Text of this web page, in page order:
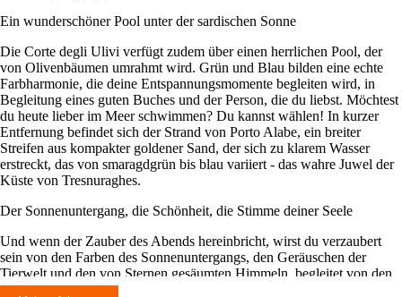
Ein wunderschöner Pool unter der sardischen Sonne
Die Corte degli Ulivi verfügt zudem über einen herrlichen Pool, der
von Olivenbäumen umrahmt wird. Grün und Blau bilden eine echte
Farbharmonie, die deine Entspannungsmomente begleiten wird, in
Begleitung eines guten Buches und der Person, die du liebst. Möchtest
du heute lieber im Meer schwimmen? Du kannst wählen! In kurzer
Entfernung befindet sich der Strand von Porto Alabe, ein breiter
Streifen aus kompakter goldener Sand, der sich zu klarem Wasser
erstreckt, das von smaragdgrün bis blau variiert - das wahre Juwel der
Küste von Tresnuraghes.
Der Sonnenuntergang, die Schönheit, die Stimme deiner Seele
Und wenn der Zauber des Abends hereinbricht, wirst du verzaubert
sein von den Farben des Sonnenuntergangs, den Geräuschen der
Tierwelt und den von Sternen gesäumten Himmeln, begleitet von den
Düften von Zistrosen und Rosmarin. Für deinen nächsten Urlaub auf